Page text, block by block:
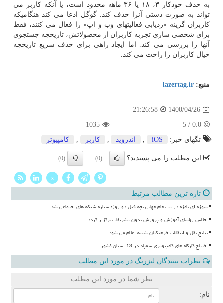
به حذف خودکار ۳، ۱۸ یا ۳۶ ماهه محدود است، یا آنکه کاربر می
تواند به صورت دستی آنرا حذف کند. گوگل ادعا می کند هنگامیکه
کاربران گزینه «ردیابی فعالیتهای وب و اپ» را فعال می کنند، فقط
برای شخصی سازی تجربه کاربران از محصولاتش، تاریخچه جستجوی
آنها را بررسی می کند. اما ایجاد راهی برای حذف سریع تاریخچه
خیال کاربران را راحت می کند.
منبع: lazertag.ir
1400/04/26
21:26:58
0.0
/
5
1035
تگهای خبر:
iOS
, اندروید , كاربر , كامپیوتر
این مطلب را می پسندید؟ (0)
(0)
x
تازه ترین مطالب مرتبط
سوژه ای بامزه در تب جام جهانی بچه فیل دو روزه ستاره شبکه های اجتماعی شد
اجلاس رؤسای آموزش و پرورش بدون تشریفات برگزار گردد
نتایج نقل و انتقالات فرهنگیان شنبه اعلام می شود
افتتاح کارگاه های کامپیوتری سمپاد در 13 استان کشور
نظرات بینندگان لیزرتگ در مورد این مطلب
نظر شما در مورد این مطلب
نام: